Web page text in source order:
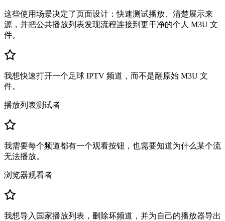
这些使用场景决定了页面设计：快速测试播放、清楚展示来
源，并把公共播放列表发现流程连接到更干净的个人 M3U 文
件。
我想快速打开一个足球 IPTV 频道，而不是翻原始 M3U 文
件。
播放列表测试者
我需要每个频道都有一个观看按钮，也需要知道为什么某个流
无法播放。
浏览器观看者
我想导入国家播放列表，删除坏频道，并为自己的播放器导出